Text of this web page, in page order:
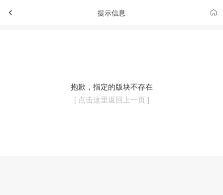
提示信息
抱歉，指定的版块不存在
[ 点击这里返回上一页 ]